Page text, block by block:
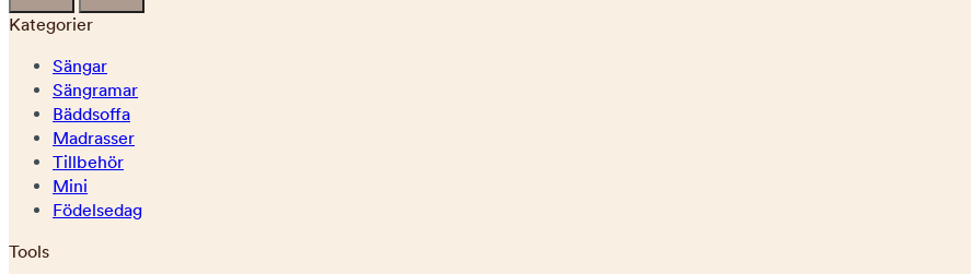
Kategorier
Sängar
Sängramar
Bäddsoffa
Madrasser
Tillbehör
Mini
Födelsedag
Tools